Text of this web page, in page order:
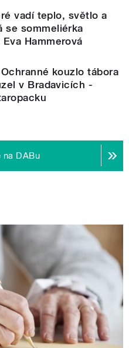
vadí teplo, světlo a
se sommeliérka
Hammerová
kouzlo tábora
v Bradavicích -
na DABu